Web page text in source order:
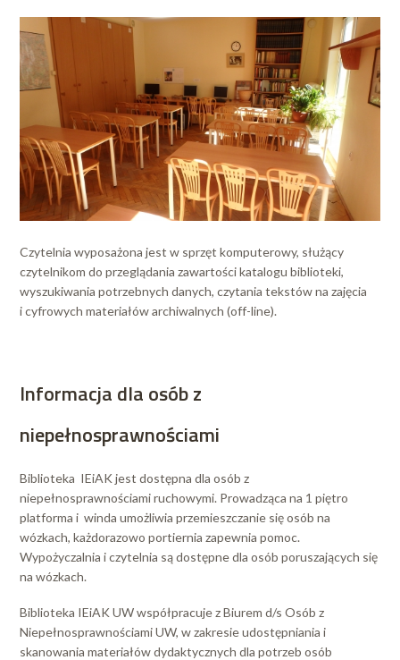
Czytelnia wyposażona jest w sprzęt komputerowy, służący
czytelnikom do przeglądania zawartości katalogu biblioteki,
wyszukiwania potrzebnych danych, czytania tekstów na zajęcia
i cyfrowych materiałów archiwalnych (off-line).
Informacja dla osób z
niepełnosprawnościami
Biblioteka IEiAK jest dostępna dla osób z
niepełnosprawnościami ruchowymi. Prowadząca na 1 piętro
platforma i winda umożliwia przemieszczanie się osób na
wózkach, każdorazowo portiernia zapewnia pomoc.
Wypożyczalnia i czytelnia są dostępne dla osób poruszających się
na wózkach.
Biblioteka IEiAK UW współpracuje z Biurem d/s Osób z
Niepełnosprawnościami UW, w zakresie udostępniania i
skanowania materiałów dydaktycznych dla potrzeb osób